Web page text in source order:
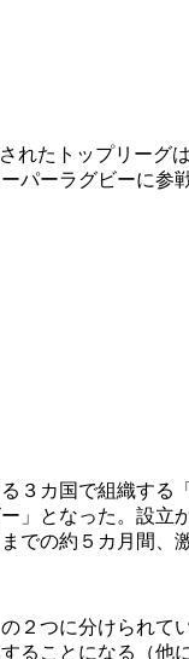
たトップリーグ
ーラグビーに
カ国で組織する
」となった。設
での約５カ月間、
つに分けられて
ことになる（他